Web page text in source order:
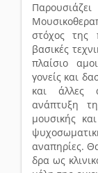
στόχος της
βασικές
πλαίσιο
γονείς και
και άλλες
ανάπτυξη
μουσικής
αναπηρίες.
δρα ως